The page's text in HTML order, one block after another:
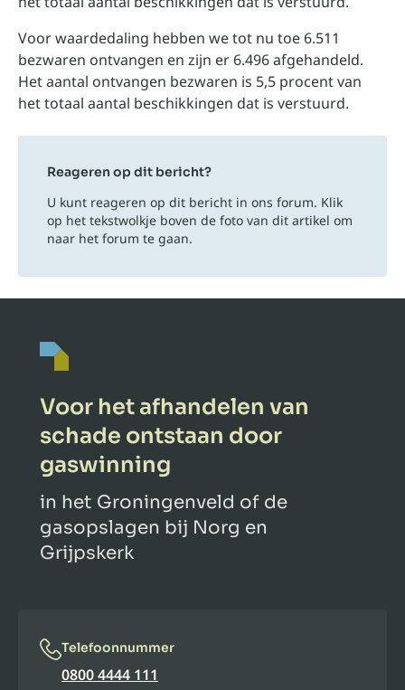
Voor waardedaling hebben we tot nu toe 6.511
bezwaren ontvangen en zijn er 6.496 afgehandeld.
Het aantal ontvangen bezwaren is 5,5 procent van
het totaal aantal beschikkingen dat is verstuurd.
Reageren op dit bericht?
U kunt reageren op dit bericht in ons forum. Klik
op het tekstwolkje boven de foto van dit artikel om
naar het forum te gaan.
Voor het afhandelen van
schade ontstaan door
gaswinning
in het Groningenveld of de
gasopslagen bij Norg en
Grijpskerk
Telefoonnummer
0800 4444 111